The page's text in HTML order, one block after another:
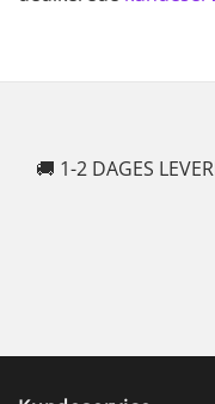
🚚 1-2 DAGES